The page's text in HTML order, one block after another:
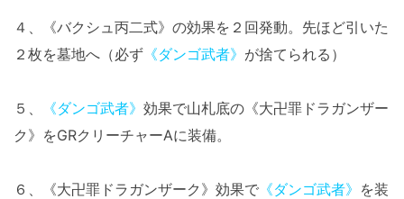
４、《バクシュ丙二式》の効果を２回発動。先ほど引いた
２枚を墓地へ（必ず 《ダンゴ武者》 が捨てられる）
５、 《ダンゴ武者》 効果で山札底の《大卍罪ドラガンザー
ク》をGRクリーチャーAに装備。
６、《大卍罪ドラガンザーク》効果で 《ダンゴ武者》 を装